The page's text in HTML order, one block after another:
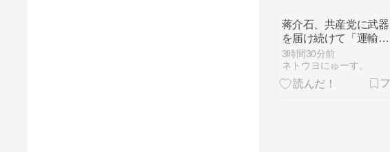
蒋介石、共産党に武器
を届け続けて「運輸大
隊長」と呼ばれる
3時間30分前
ネトウヨにゅーす。